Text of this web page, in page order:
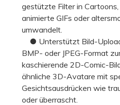
gestützte Filter in
animierte GIFs oder
umwandelt.
● Unterstützt Bild-
BMP- oder JPEG-Format
kaschierende 2D-Comic-
ähnliche 3D-Avatare mit
Gesichtsausdrücken wie
oder überrascht.